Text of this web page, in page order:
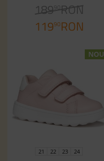
189 90RON
11990RON
NOU
21 22 23 24